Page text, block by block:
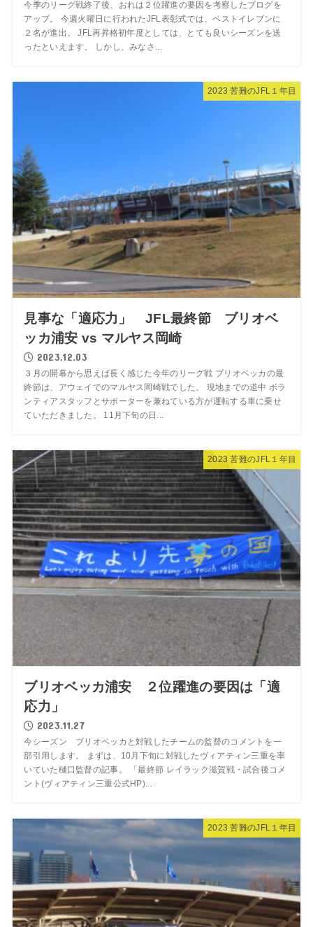
今季のリーグ戦終了後、おれは２位躍進の要因を考察したブログを
アップ。 今週火曜日に行われたJFL表彰式では、ベストイレブンに
２名が進出。 JFL再昇格初年度としては、とても良いシーズンを送
ったといえます。 しかし、みなさ...
2023 苦難のJFL１年目
見事な「適応力」 JFL最終節 ブリオベ
ッカ浦安 vs マルヤス岡崎
2023.12.03
３月の開幕から思えば長く感じた今年のリーグ戦 ブリオベッカの最
終節は、アウェイでのマルヤス岡崎戦でした。 現地までの道中 ボラ
ンティアスタッフとサポーターを兼ねている方が運転する車に乗せ
ていただきました。 11月下旬の日...
2023 苦難のJFL１年目
ブリオベッカ浦安 ２位躍進の要因は「適
応力」
2023.11.27
今シーズン ブリオベッカと対戦したチームの監督のコメントを一
部引用します。 まずは、10月下旬に対戦したヴィアティン三重を率
いていた樋口監督の記事。 「最終節 レイラック滋賀戦・試合後コメ
ント(ヴィアティン三重公式HP)...
2023 苦難のJFL１年目